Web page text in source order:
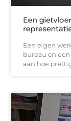
Een
Een eigen
bureau en
aan hoe